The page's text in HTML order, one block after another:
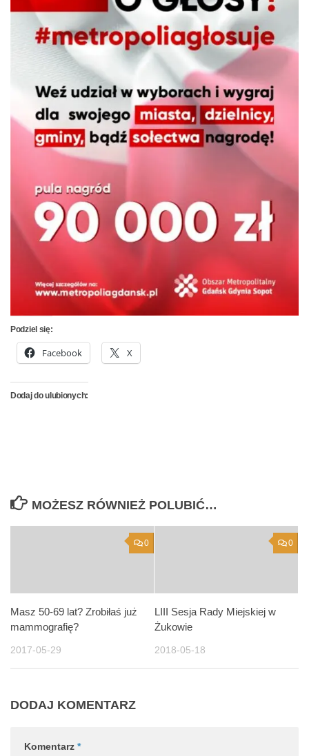
Podziel się:
Facebook X
Dodaj do ulubionych:
MOŻESZ RÓWNIEŻ POLUBIĆ…
0
Masz 50-69 lat? Zrobiłaś już
mammografię?
2017-05-29
0
LIII Sesja Rady Miejskiej w
Żukowie
2018-05-18
DODAJ KOMENTARZ
Komentarz *